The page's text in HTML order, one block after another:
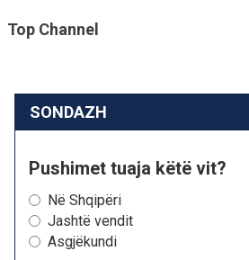
Top Channel
SONDAZH
Pushimet tuaja këtë vit?
Në Shqipëri
Jashtë vendit
Asgjëkundi